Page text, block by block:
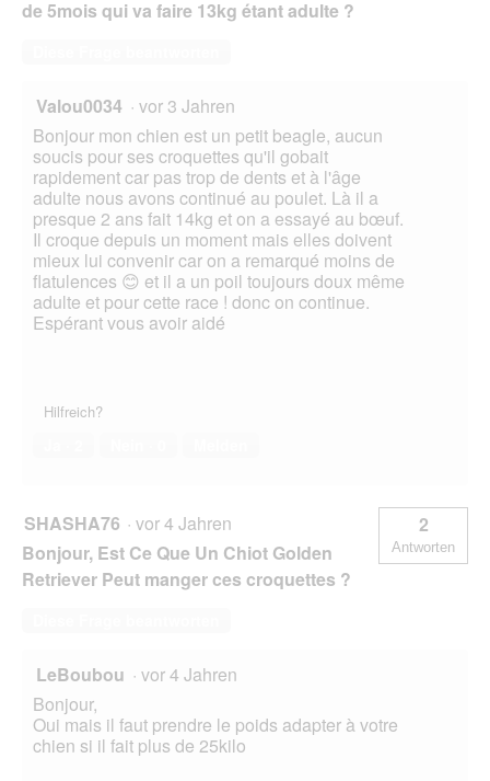
de 5mois qui va faire 13kg étant adulte ?
Valou0034 · vor 3 Jahren
Bonjour mon chien est un petit beagle, aucun
soucis pour ses croquettes qu'il gobait
rapidement car pas trop de dents et à l'âge
adulte nous avons continué au poulet. Là il a
presque 2 ans fait 14kg et on a essayé au bœuf.
Il croque depuis un moment mais elles doivent
mieux lui convenir car on a remarqué moins de
flatulences 😊 et il a un poil toujours doux même
adulte et pour cette race ! donc on continue.
Espérant vous avoir aidé
Hilfreich?
SHASHA76 · vor 4 Jahren
Bonjour, Est Ce Que Un Chiot Golden
Retriever Peut manger ces croquettes ?
2
Antworten
LeBoubou · vor 4 Jahren
Bonjour,
Oui mais il faut prendre le poids adapter à votre
chien si il fait plus de 25kilo